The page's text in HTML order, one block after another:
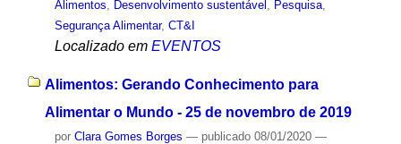
Alimentos
Desenvolvimento sustentável Pesquisa,
Segurança Alimentar, CT&I
Localizado em EVENTOS
Alimentos: Gerando Conhecimento para
Alimentar o Mundo - 25 de novembro de 2019
por Clara Gomes Borges — publicado08/01/2020 —